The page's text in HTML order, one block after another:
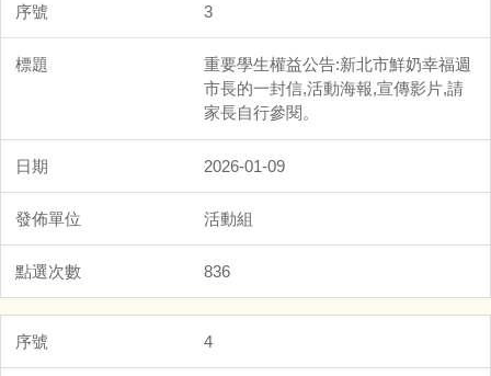
3
重要學生權益公告:新北市鮮奶幸福週
市長的一封信,活動海報,宣傳影片,請
家長自行參閱。
2026-01-09
活動組
836
4